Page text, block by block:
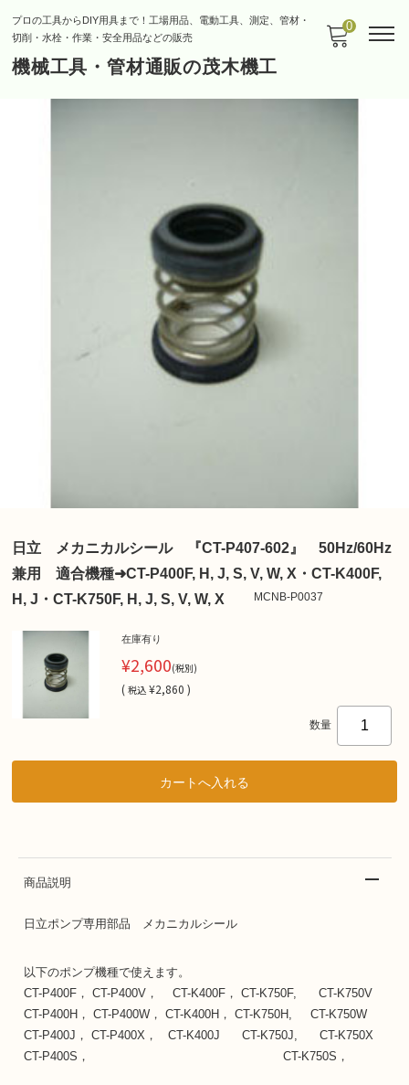
プロの工具からDIY用具まで！工場用品、電動工具、測定、管材・
切削・水栓・作業・安全用品などの販売
機械工具・管材通販の茂木機工
0
日立 メカニカルシール 『CT-P407-602』 50Hz/60Hz
兼用 適合機種➜CT-P400F, H, J, S, V, W, X・CT-K400F,
H, J・CT-K750F, H, J, S, V, W, X
MCNB-P0037
在庫有り
¥2,600(税別)
( 税込 ¥2,860 )
数量
商品説明
日立ポンプ専用部品 メカニカルシール
以下のポンプ機種で使えます。
CT-P400F， CT-P400V， CT-K400F， CT-K750F, CT-K750V
CT-P400H， CT-P400W， CT-K400H， CT-K750H, CT-K750W
CT-P400J， CT-P400X， CT-K400J CT-K750J, CT-K750X
CT-P400S， CT-K750S，